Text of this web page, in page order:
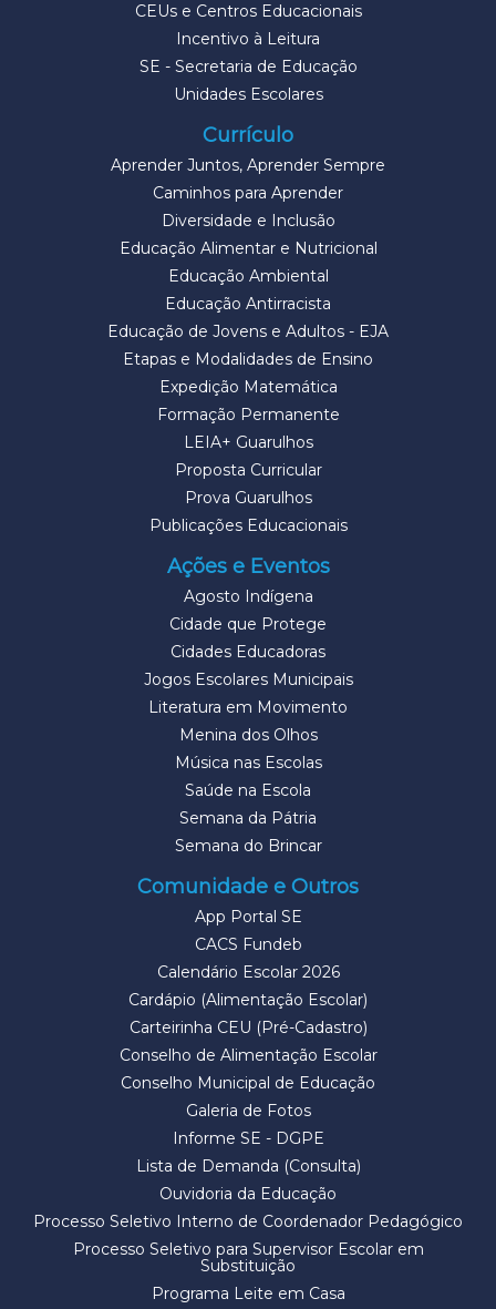
CEUs e Centros Educacionais
Incentivo à Leitura
SE - Secretaria de Educação
Unidades Escolares
Currículo
Aprender Juntos, Aprender Sempre
Caminhos para Aprender
Diversidade e Inclusão
Educação Alimentar e Nutricional
Educação Ambiental
Educação Antirracista
Educação de Jovens e Adultos - EJA
Etapas e Modalidades de Ensino
Expedição Matemática
Formação Permanente
LEIA+ Guarulhos
Proposta Curricular
Prova Guarulhos
Publicações Educacionais
Ações e Eventos
Agosto Indígena
Cidade que Protege
Cidades Educadoras
Jogos Escolares Municipais
Literatura em Movimento
Menina dos Olhos
Música nas Escolas
Saúde na Escola
Semana da Pátria
Semana do Brincar
Comunidade e Outros
App Portal SE
CACS Fundeb
Calendário Escolar 2026
Cardápio (Alimentação Escolar)
Carteirinha CEU (Pré-Cadastro)
Conselho de Alimentação Escolar
Conselho Municipal de Educação
Galeria de Fotos
Informe SE - DGPE
Lista de Demanda (Consulta)
Ouvidoria da Educação
Processo Seletivo Interno de Coordenador Pedagógico
Processo Seletivo para Supervisor Escolar em
Substituição
Programa Leite em Casa